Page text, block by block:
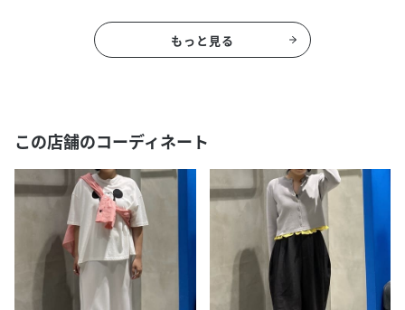
もっと見る
この店舗のコーディネート